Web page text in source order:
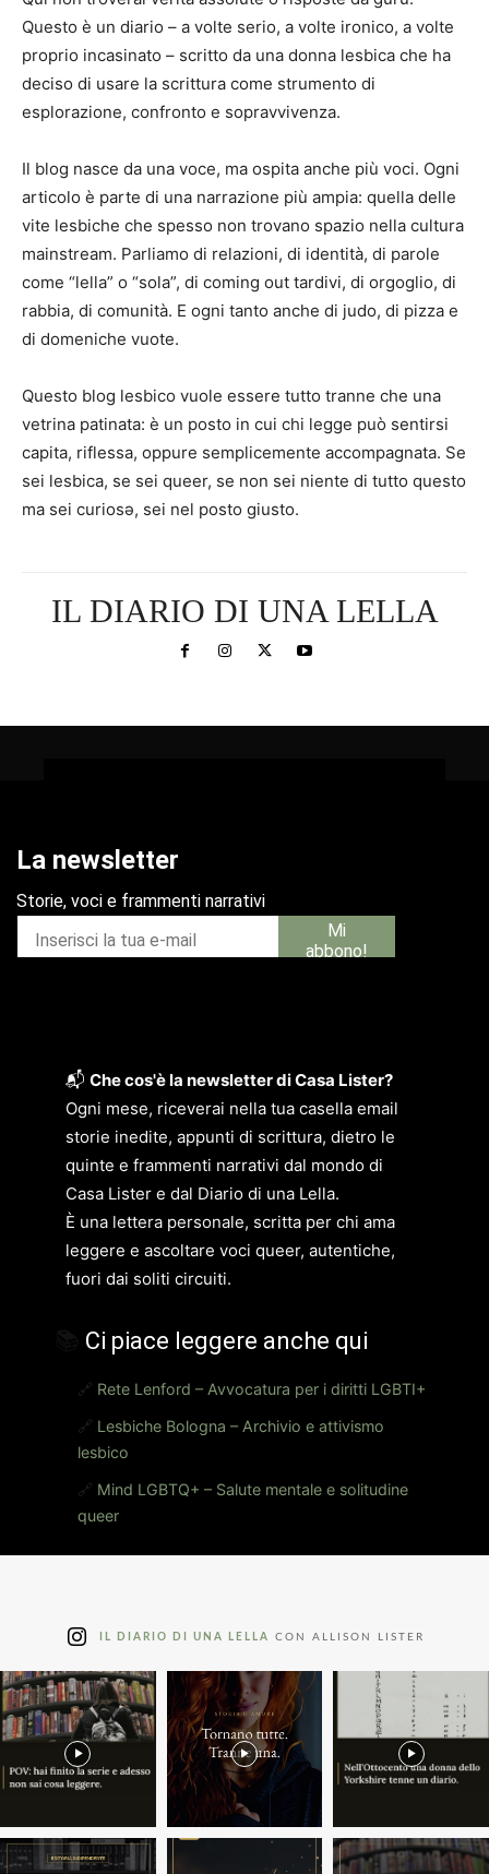
Questo è un diario – a volte serio, a volte ironico, a volte
proprio incasinato – scritto da una donna lesbica che ha
deciso di usare la scrittura come strumento di
esplorazione, confronto e sopravvivenza.
Il blog nasce da una voce, ma ospita anche più voci. Ogni
articolo è parte di una narrazione più ampia: quella delle
vite lesbiche che spesso non trovano spazio nella cultura
mainstream. Parliamo di relazioni, di identità, di parole
come “lella” o “sola”, di coming out tardivi, di orgoglio, di
rabbia, di comunità. E ogni tanto anche di judo, di pizza e
di domeniche vuote.
Questo blog lesbico vuole essere tutto tranne che una
vetrina patinata: è un posto in cui chi legge può sentirsi
capita, riflessa, oppure semplicemente accompagnata. Se
sei lesbica, se sei queer, se non sei niente di tutto questo
ma sei curiosə, sei nel posto giusto.
IL DIARIO DI UNA LELLA
📬 Che cos'è la newsletter di Casa Lister?
Ogni mese, riceverai nella tua casella email
storie inedite, appunti di scrittura, dietro le
quinte e frammenti narrativi dal mondo di
Casa Lister e dal Diario di una Lella.
È una lettera personale, scritta per chi ama
leggere e ascoltare voci queer, autentiche,
fuori dai soliti circuiti.
Ci piace leggere anche qui
🔗 Rete Lenford – Avvocatura per i diritti LGBTI+
🔗 Lesbiche Bologna – Archivio e attivismo
lesbico
🔗 Mind LGBTQ+ – Salute mentale e solitudine
queer
IL DIARIO DI UNA LELLA CON ALLISON LISTER